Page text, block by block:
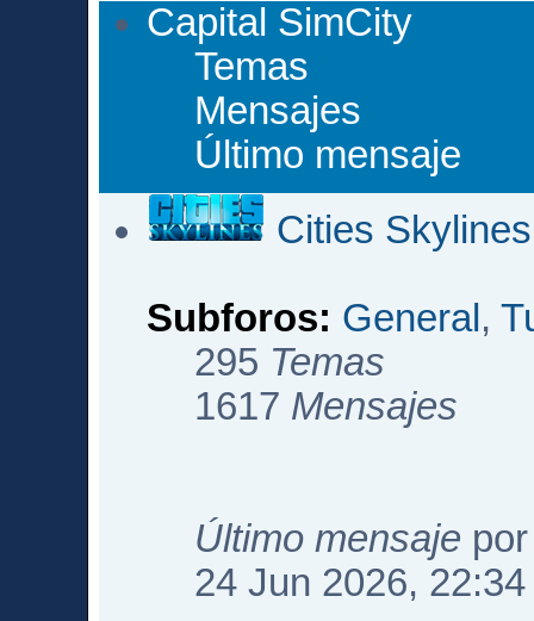
Capital SimCity
Temas
Mensajes
Último mensaje
Cities Skylines
Subforos: General ,
295 Temas
1617 Mensajes
Último mensaje
24 Jun 2026, 22:34